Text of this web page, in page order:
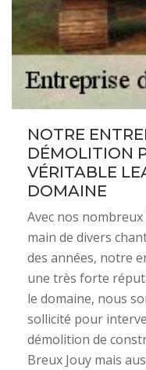
NOTRE
DÉMOLITION
VÉRITABLE
DOMAINE
Avec nos
main de divers
des années, notre
une très forte
le domaine, nous
sollicité pour
démolition de
Breux Jouy mais